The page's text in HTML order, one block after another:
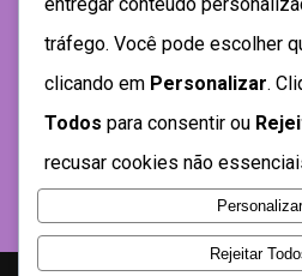
tráfego. Você pode escolher
clicando em Personalizar.
Todos para consentir ou
recusar cookies não
Personalizar
Rejeitar